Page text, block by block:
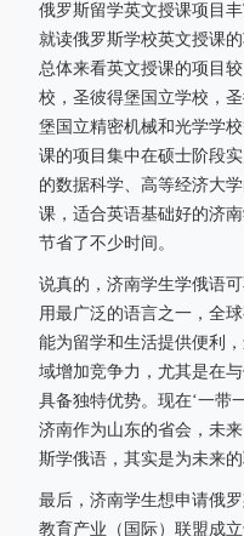
俄罗斯留学英文授课项目
就读俄罗斯学校英文授课
总体来看英文授课的项目
校，圣彼得堡国立学校，
堡国立精密机械和光学学
课的项目集中在硕士阶段
的数据科学、高等经济大
课，适合英语基础好的济
节省了不少时间。
说真的，济南学生学俄语
用最广泛的语言之一，全
能为留学和生活提供便利
域增加竞争力，尤其是在
具备独特优势。现在‘一带
济南作为山东的省会，未
斯学俄语，其实是为未来的
最后，济南学生想申请俄
教育产业（国际）联盟成